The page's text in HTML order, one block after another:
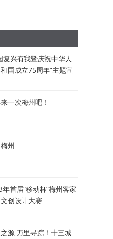
复兴有我暨庆祝中华人
国成立75周年”主题宣
一次梅州吧！
州
年首届“移动杯”梅州客家
创设计大赛
源 万里寻踪！十三城